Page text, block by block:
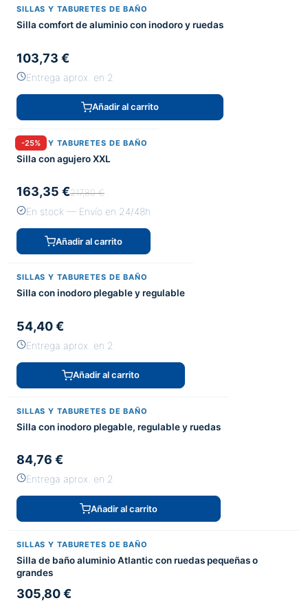
SILLAS Y TABURETES DE BAÑO
Silla comfort de aluminio con inodoro y ruedas
103,73 €
Entrega aprox. en 2
Añadir al carrito
-25%
SILLAS Y TABURETES DE BAÑO
Silla con agujero XXL
163,35 €217,80 €
En stock — Envío en 24/48h
Añadir al carrito
SILLAS Y TABURETES DE BAÑO
Silla con inodoro plegable y regulable
54,40 €
Entrega aprox. en 2
Añadir al carrito
SILLAS Y TABURETES DE BAÑO
Silla con inodoro plegable, regulable y ruedas
84,76 €
Entrega aprox. en 2
Añadir al carrito
SILLAS Y TABURETES DE BAÑO
Silla de baño aluminio Atlantic con ruedas pequeñas o
grandes
305,80 €